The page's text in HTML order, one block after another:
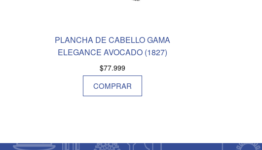
PLANCHA DE CABELLO GAMA
ELEGANCE AVOCADO (1827)
$77.999
COMPRAR